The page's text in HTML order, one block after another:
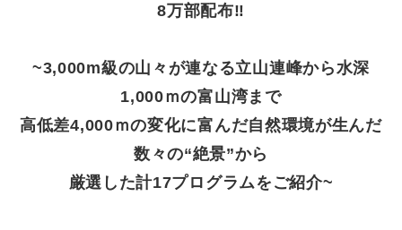
8万部配布‼
~3,000m級の山々が連なる立山連峰から水深
1,000ｍの富山湾まで
高低差4,000ｍの変化に富んだ自然環境が生んだ
数々の“絶景”から
厳選した計17プログラムをご紹介~